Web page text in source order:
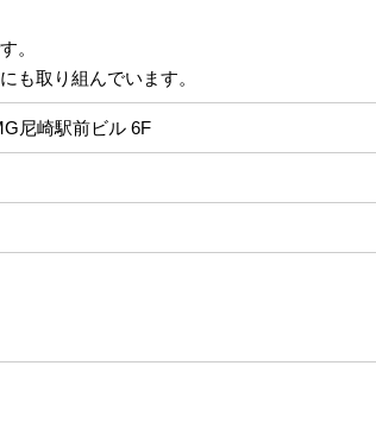
。
も取り組んでいます。
尼崎駅前ビル 6F